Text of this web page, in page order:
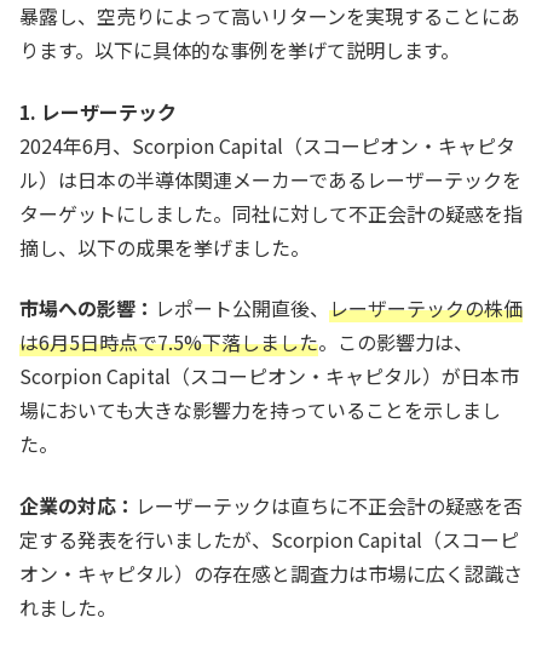
暴露し、空売りによって高いリターンを実現することにあ
ります。以下に具体的な事例を挙げて説明します。
1. レーザーテック
2024年6月、Scorpion Capital（スコーピオン・キャピタ
ル）は日本の半導体関連メーカーであるレーザーテックを
ターゲットにしました。同社に対して不正会計の疑惑を指
摘し、以下の成果を挙げました。
市場への影響： レポート公開直後、 レーザーテックの株価
は6月5日時点で7.5%下落しました。この影響力は、
Scorpion Capital（スコーピオン・キャピタル）が日本市
場においても大きな影響力を持っていることを示しまし
た。
企業の対応： レーザーテックは直ちに不正会計の疑惑を否
定する発表を行いましたが、Scorpion Capital（スコーピ
オン・キャピタル）の存在感と調査力は市場に広く認識さ
れました。